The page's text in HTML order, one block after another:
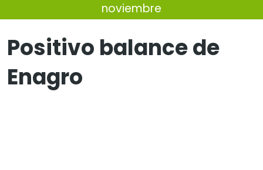
noviembre
Positivo balance de
Enagro